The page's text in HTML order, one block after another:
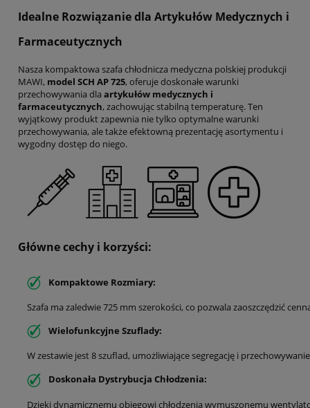
Idealne Rozwiązanie dla Artykułów Medycznych i
Farmaceutycznych
Nasza kompaktowa szafa chłodnicza medyczna polskiej produkcji
MAWI, model SCH AP 725, oferuje doskonałe warunki
przechowywania dla artykułów medycznych i
farmaceutycznych, zachowując stabilną temperaturę. Ten
wyjątkowy produkt zapewnia nie tylko optymalne warunki
przechowywania, ale także efektowną prezentację asortymentu i
wygodny dostęp do niego.
Główne cechy i korzyści:
Kompaktowe Rozmiary:
Szafa ma zaledwie 725 mm szerokości, co pozwala zaoszczędzić
Wielofunkcyjne Szuflady:
W zestawie jest 8 szuflad, umożliwiające segregację i
Doskonała Dystrybucja Chłodzenia:
Dzięki dynamicznemu obiegowi chłodzenia wymuszonemu